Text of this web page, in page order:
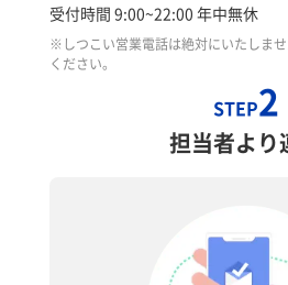
受付時間 9:00~22:00 年中無休
※しつこい営業電話は絶対にいたしま
ください。
STEP2
担当者より